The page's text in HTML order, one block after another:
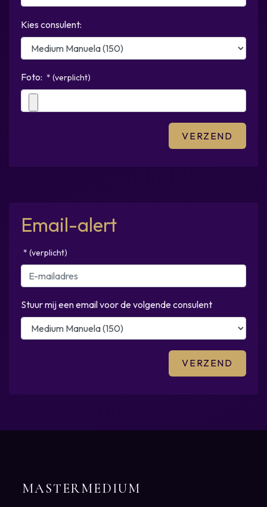
Kies consulent:
Foto: * (verplicht)
Email-alert
* (verplicht)
Stuur mij een email voor de volgende consulent
MASTERMEDIUM